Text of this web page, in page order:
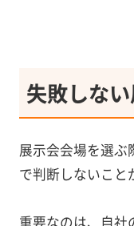
失敗しな
展示会会場を選ぶ
で判断しないこと
重要なのは、自社